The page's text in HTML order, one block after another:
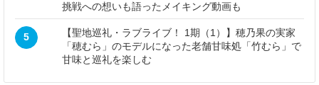
挑戦への想いも語ったメイキング動画も
5
【聖地巡礼・ラブライブ！ 1期（1）】穂乃果の実家
「穂むら」のモデルになった老舗甘味処「竹むら」で
甘味と巡礼を楽しむ